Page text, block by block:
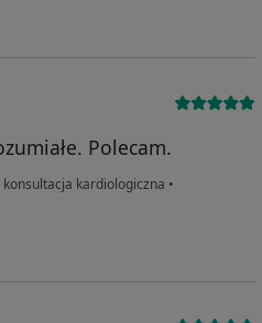
Polecam.
konsultacja kardiologiczna •